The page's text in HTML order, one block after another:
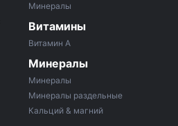
Минералы
Витамины
Витамин A
Минералы
Минералы
Минералы раздельные
Кальций & магний